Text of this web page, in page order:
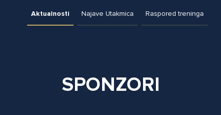
Aktualnosti Najave Utakmica Raspored treninga
SPONZORI